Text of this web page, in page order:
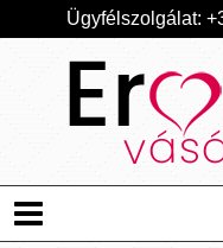
Ügyfélszolgálat: